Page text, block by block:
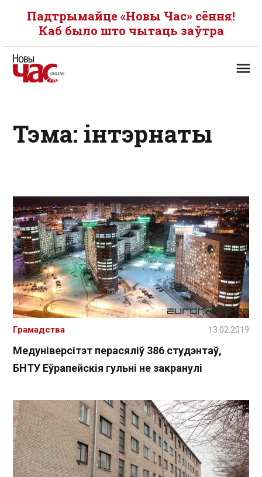
Падтрымайце «Новы Час» сёння!
Каб было што чытаць заўтра
Тэма: інтэрнаты
Медуніверсітэт перасяліў 386 студэнтаў,
БНТУ Еўрапейскія гульні не закранулі
Грамадства 13.02.2019